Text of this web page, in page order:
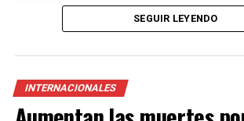
beneficioso de la vacunación en las
las muertes”, agregó.
que se suman al Plan de Vacunación
SEGUIR LEYENDO
INTERNACIONALES